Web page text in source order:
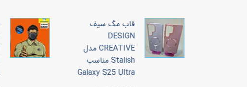
قاب مگ سیف
DESIGN
CREATIVE مدل
Stalish مناسب
Galaxy S25 Ultra